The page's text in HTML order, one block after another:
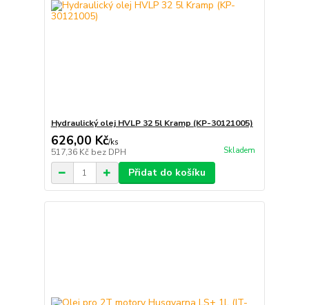
Hydraulický olej HVLP 32 5l Kramp (KP-30121005)
626,00 Kč/ks
517,36 Kč bez DPH Skladem
Přidat do košíku